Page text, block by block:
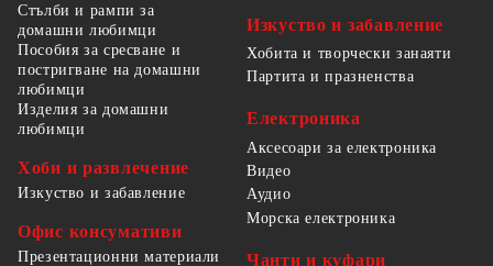
Стълби и рампи за
домашни любимци
Пособия за сресване и
постригване на домашни
любимци
Изделия за домашни
любимци
Хоби и развлечение
Изкуство и забавление
Офис консумативи
Презентационни материали
Изкуство и забавление
Хобита и творчески занаяти
Партита и празненства
Електроника
Аксесоари за електроника
Видео
Аудио
Морска електроника
Чанти и куфари